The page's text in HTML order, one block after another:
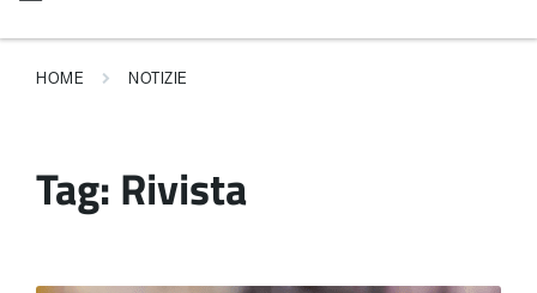
HOME NOTIZIE
Tag: Rivista